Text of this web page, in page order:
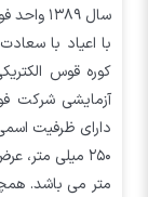
سال
با اعیاد با
آزمایشی شرکت
متر می باشد.